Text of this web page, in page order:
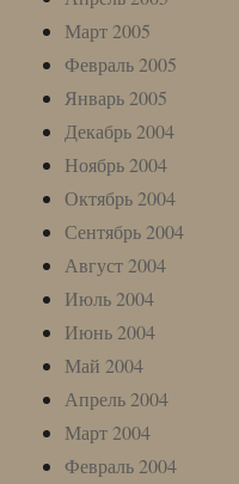
Март 2005
Февраль 2005
Январь 2005
Декабрь 2004
Ноябрь 2004
Октябрь 2004
Сентябрь 2004
Август 2004
Июль 2004
Июнь 2004
Май 2004
Апрель 2004
Март 2004
Февраль 2004